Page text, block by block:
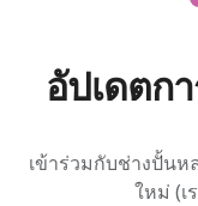
อัปเดตก
เข้าร่วมกับช่างปั้นห
ใหม่ (